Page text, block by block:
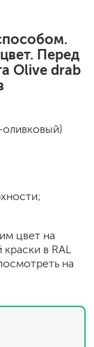
Перед
Olive drab
оливковый)
цвет на
в RAL
на